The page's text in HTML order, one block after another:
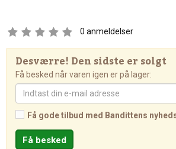
0 anmeldelser
Desværre! Den sidste er solgt
Få besked når varen igen er på lager:
Få gode tilbud med Bandittens